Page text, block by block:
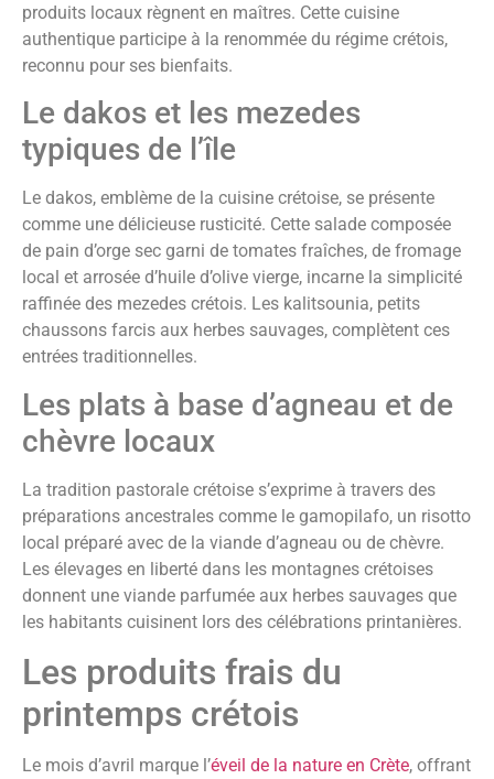
produits locaux règnent en maîtres. Cette cuisine
authentique participe à la renommée du régime crétois,
reconnu pour ses bienfaits.
Le dakos et les mezedes
typiques de l’île
Le dakos, emblème de la cuisine crétoise, se présente
comme une délicieuse rusticité. Cette salade composée
de pain d’orge sec garni de tomates fraîches, de fromage
local et arrosée d’huile d’olive vierge, incarne la simplicité
raffinée des mezedes crétois. Les kalitsounia, petits
chaussons farcis aux herbes sauvages, complètent ces
entrées traditionnelles.
Les plats à base d’agneau et de
chèvre locaux
La tradition pastorale crétoise s’exprime à travers des
préparations ancestrales comme le gamopilafo, un risotto
local préparé avec de la viande d’agneau ou de chèvre.
Les élevages en liberté dans les montagnes crétoises
donnent une viande parfumée aux herbes sauvages que
les habitants cuisinent lors des célébrations printanières.
Les produits frais du
printemps crétois
Le mois d’avril marque l’éveil de la nature en Crète, offrant